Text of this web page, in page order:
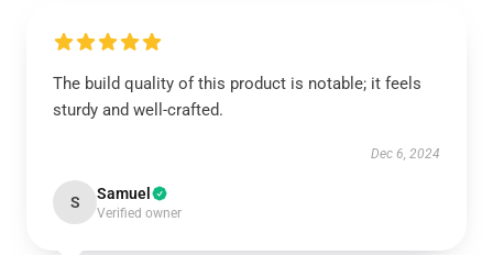
The build quality of this product is notable; it feels
sturdy and well-crafted.
Dec 6, 2024
S Samuel
Verified owner